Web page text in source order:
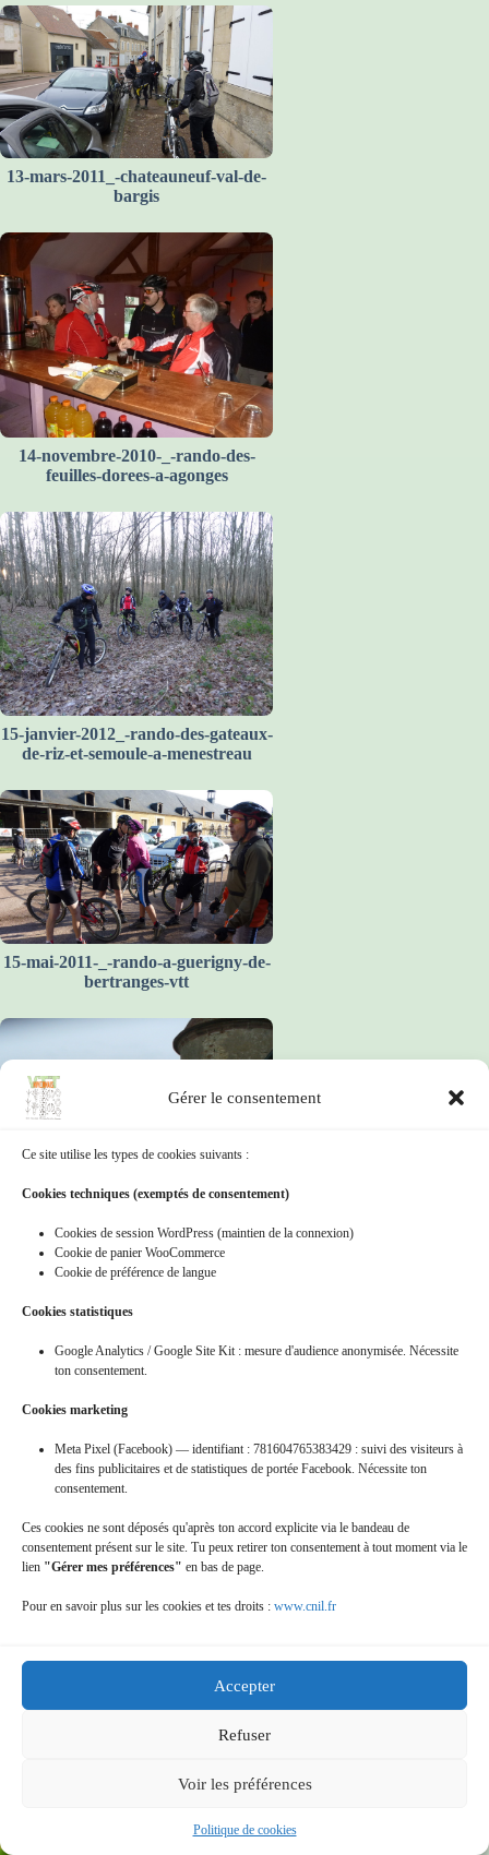
Gérer le consentement
Ce site utilise les types de cookies suivants :
Cookies techniques (exemptés de consentement)
Cookies de session WordPress (maintien de la connexion)
Cookie de panier WooCommerce
Cookie de préférence de langue
Cookies statistiques
Google Analytics / Google Site Kit : mesure d'audience anonymisée. Nécessite
ton consentement.
Cookies marketing
Meta Pixel (Facebook) — identifiant : 781604765383429 : suivi des visiteurs à
des fins publicitaires et de statistiques de portée Facebook. Nécessite ton
consentement.
Ces cookies ne sont déposés qu'après ton accord explicite via le bandeau de
consentement présent sur le site. Tu peux retirer ton consentement à tout moment via le
lien "Gérer mes préférences" en bas de page.
Pour en savoir plus sur les cookies et tes droits : www.cnil.fr
Accepter
Refuser
Voir les préférences
Politique de cookies
13-mars-2011_-chateauneuf-val-de-
bargis
14-novembre-2010-_-rando-des-
feuilles-dorees-a-agonges
15-janvier-2012_-rando-des-gateaux-
de-riz-et-semoule-a-menestreau
15-mai-2011-_-rando-a-guerigny-de-
bertranges-vtt
15-nov-2009_-les-feuilles-dorees-a-
agonges
16-oct-2011_-rando-st-patic
16-sept-2012_-raid-nature